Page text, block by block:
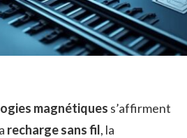
magnétiques s’affirment
recharge sans fil, la